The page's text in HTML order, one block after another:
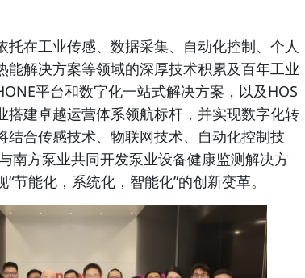
托在工业传感、数据采集、自动化控制、个人
能解决方案等领域的深厚技术积累及百年工业
平台和数字化一站式解决方案，以及HOS
搭建卓越运营体系领航标杆，并实现数字化转
结合传感技术、物联网技术、自动化控制技
南方泵业共同开发泵业设备健康监测解决方
节能化，系统化，智能化”的创新变革。